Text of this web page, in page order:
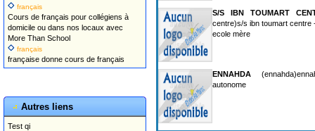
français
Cours de français pour collégiens à
domicile ou dans nos locaux avec
More Than School
français
française donne cours de français
Autres liens
Test qi
S/S IBN TOUMART
centre)s/s ibn toumart
ecole mère
ENNAHDA
autonome